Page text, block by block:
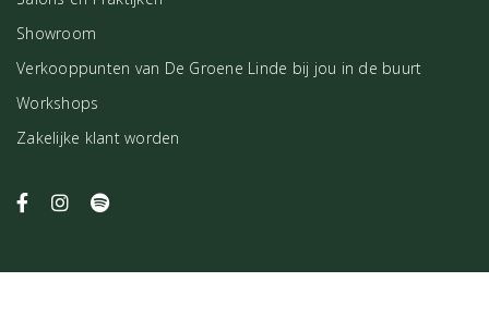
Showroom
Verkooppunten van De Groene Linde bij jou in de buurt
Workshops
Zakelijke klant worden